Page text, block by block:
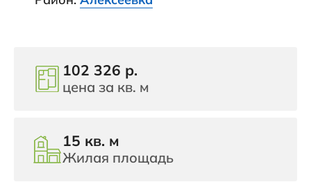
102 326 р.
цена за кв. м
15 кв. м
Жилая площадь